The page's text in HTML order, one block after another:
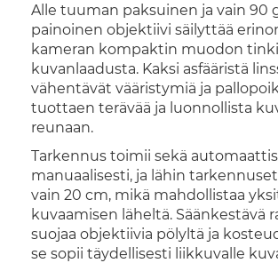
Alle tuuman paksuinen ja vain 90
painoinen objektiivi säilyttää
kameran kompaktin muodon
kuvanlaadusta. Kaksi asfääristä
vähentävät vääristymiä ja
tuottaen terävää ja luonnollista
reunaan.
Tarkennus toimii sekä
manuaalisesti, ja lähin
vain 20 cm, mikä mahdollistaa
kuvaamisen läheltä. Säänkestävä
suojaa objektiivia pölyltä ja
se sopii täydellisesti liikkuvalle